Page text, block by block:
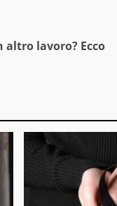
altro lavoro? Ecco